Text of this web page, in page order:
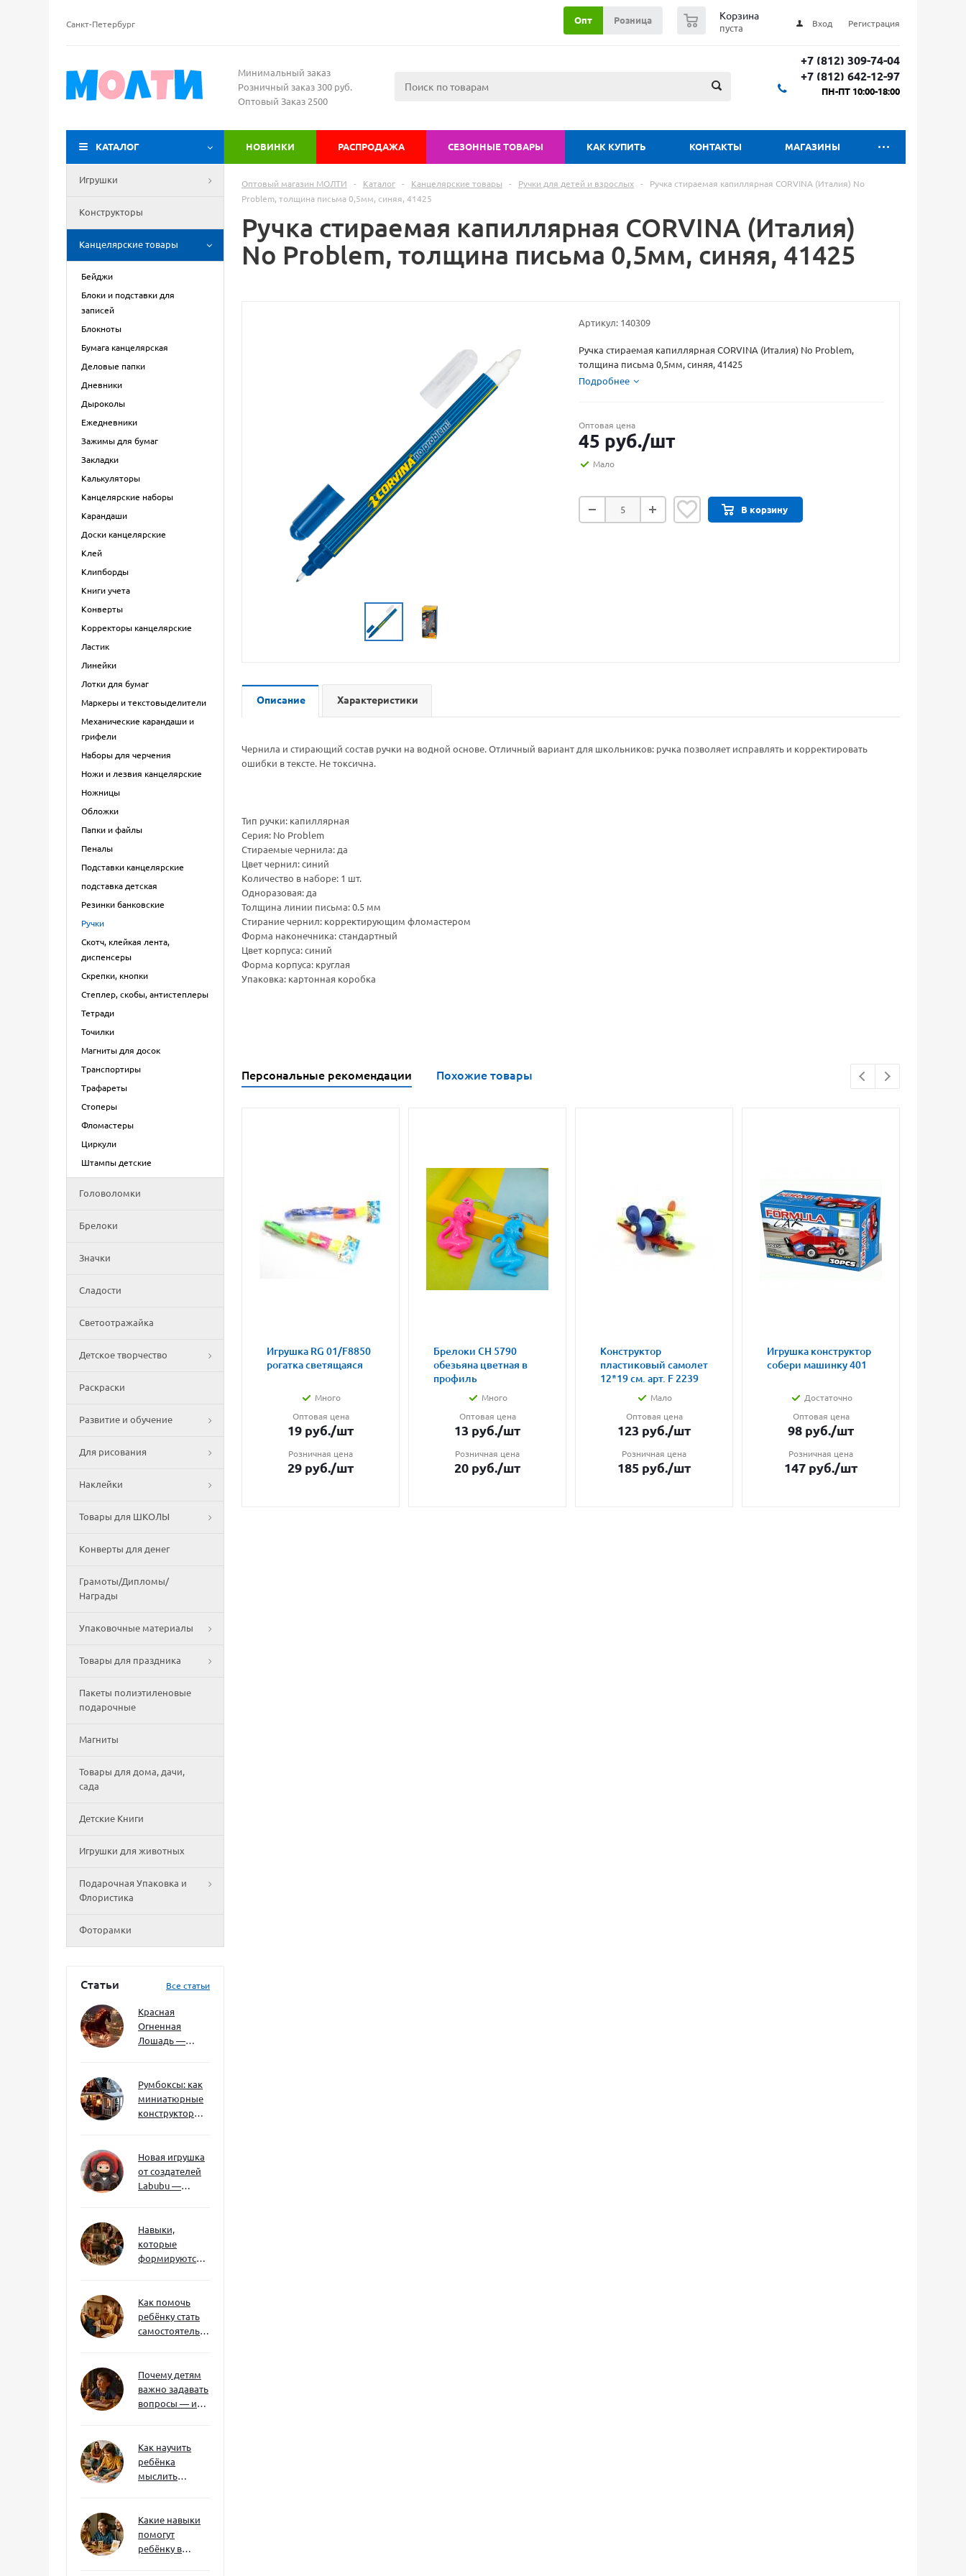
Санкт-Петербург Вход Регистрация
Корзина
пуста
Опт Розница
Минимальный заказ
Розничный заказ 300 руб.
Оптовый Заказ 2500
+7 (812) 309-74-04
+7 (812) 642-12-97
ПН-ПТ 10:00-18:00
КАТАЛОГ НОВИНКИ РАСПРОДАЖА СЕЗОННЫЕ ТОВАРЫ КАК КУПИТЬ КОНТАКТЫ МАГАЗИНЫ
Игрушки
Конструкторы
Канцелярские товары
Бейджи
Блоки и подставки для
записей
Блокноты
Бумага канцелярская
Деловые папки
Дневники
Дыроколы
Ежедневники
Зажимы для бумаг
Закладки
Калькуляторы
Канцелярские наборы
Карандаши
Доски канцелярские
Клей
Клипборды
Книги учета
Конверты
Корректоры канцелярские
Ластик
Линейки
Лотки для бумаг
Маркеры и текстовыделители
Механические карандаши и
грифели
Наборы для черчения
Ножи и лезвия канцелярские
Ножницы
Обложки
Папки и файлы
Пеналы
Подставки канцелярские
подставка детская
Резинки банковские
Ручки
Скотч, клейкая лента,
диспенсеры
Скрепки, кнопки
Степлер, скобы, антистеплеры
Тетради
Точилки
Магниты для досок
Транспортиры
Трафареты
Стоперы
Фломастеры
Циркули
Штампы детские
Головоломки
Брелоки
Значки
Сладости
Светоотражайка
Детское творчество
Раскраски
Развитие и обучение
Для рисования
Наклейки
Товары для ШКОЛЫ
Конверты для денег
Грамоты/Дипломы/
Награды
Упаковочные материалы
Товары для праздника
Пакеты полиэтиленовые
подарочные
Магниты
Товары для дома, дачи,
сада
Детские Книги
Игрушки для животных
Подарочная Упаковка и
Флористика
Фоторамки
Статьи Все статьи
Красная
Огненная
Лошадь —
ждать и как
подготовиться
Румбоксы: как
миниатюрные
конструкторы
мышление и
внимание к
деталям
Новая игрушка
от создателей
Labubu —
Навыки,
которые
формируются
ребёнка
успешным
Как помочь
ребёнку стать
самостоятельным
Почему детям
важно задавать
вопросы — и
Как научить
ребёнка
мыслить
сложностей
Какие навыки
помогут
ребёнку в
Оптовый магазин МОЛТИ - Каталог - Канцелярские товары - Ручки для детей и взрослых -
Ручка стираемая капиллярная CORVINA (Италия) No
Problem, толщина письма 0,5мм, синяя, 41425
Ручка стираемая капиллярная CORVINA (Италия)
No Problem, толщина письма 0,5мм, синяя, 41425
Артикул: 140309
Ручка стираемая капиллярная CORVINA (Италия) No Problem,
толщина письма 0,5мм, синяя, 41425
Подробнее
Оптовая цена
45 руб./шт
Мало
В корзину
Описание Характеристики
Чернила и стирающий состав ручки на водной основе. Отличный вариант для школьников: ручка позволяет исправлять и корректировать
ошибки в тексте. Не токсична.
Тип ручки: капиллярная
Серия: No Problem
Стираемые чернила: да
Цвет чернил: синий
Количество в наборе: 1 шт.
Одноразовая: да
Толщина линии письма: 0.5 мм
Стирание чернил: корректирующим фломастером
Форма наконечника: стандартный
Цвет корпуса: синий
Форма корпуса: круглая
Упаковка: картонная коробка
Персональные рекомендации Похожие товары
Игрушка RG 01/F8850
рогатка светящаяся
Много
Оптовая цена
19 руб./шт
Розничная цена
29 руб./шт
Брелоки CH 5790
обезьяна цветная в
профиль
Много
Оптовая цена
13 руб./шт
Розничная цена
20 руб./шт
Конструктор
пластиковый самолет
12*19 см. арт. F 2239
Мало
Оптовая цена
123 руб./шт
Розничная цена
185 руб./шт
Игрушка конструктор
собери машинку 401
Достаточно
Оптовая цена
98 руб./шт
Розничная цена
147 руб./шт